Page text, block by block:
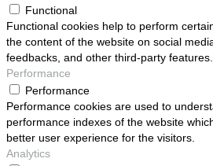
Functional
Functional cookies help to perform
the content of the website on social
feedbacks, and other third-party features.
Performance
Performance
Performance cookies are used to
performance indexes of the website
better user experience for the visitors.
Analytics